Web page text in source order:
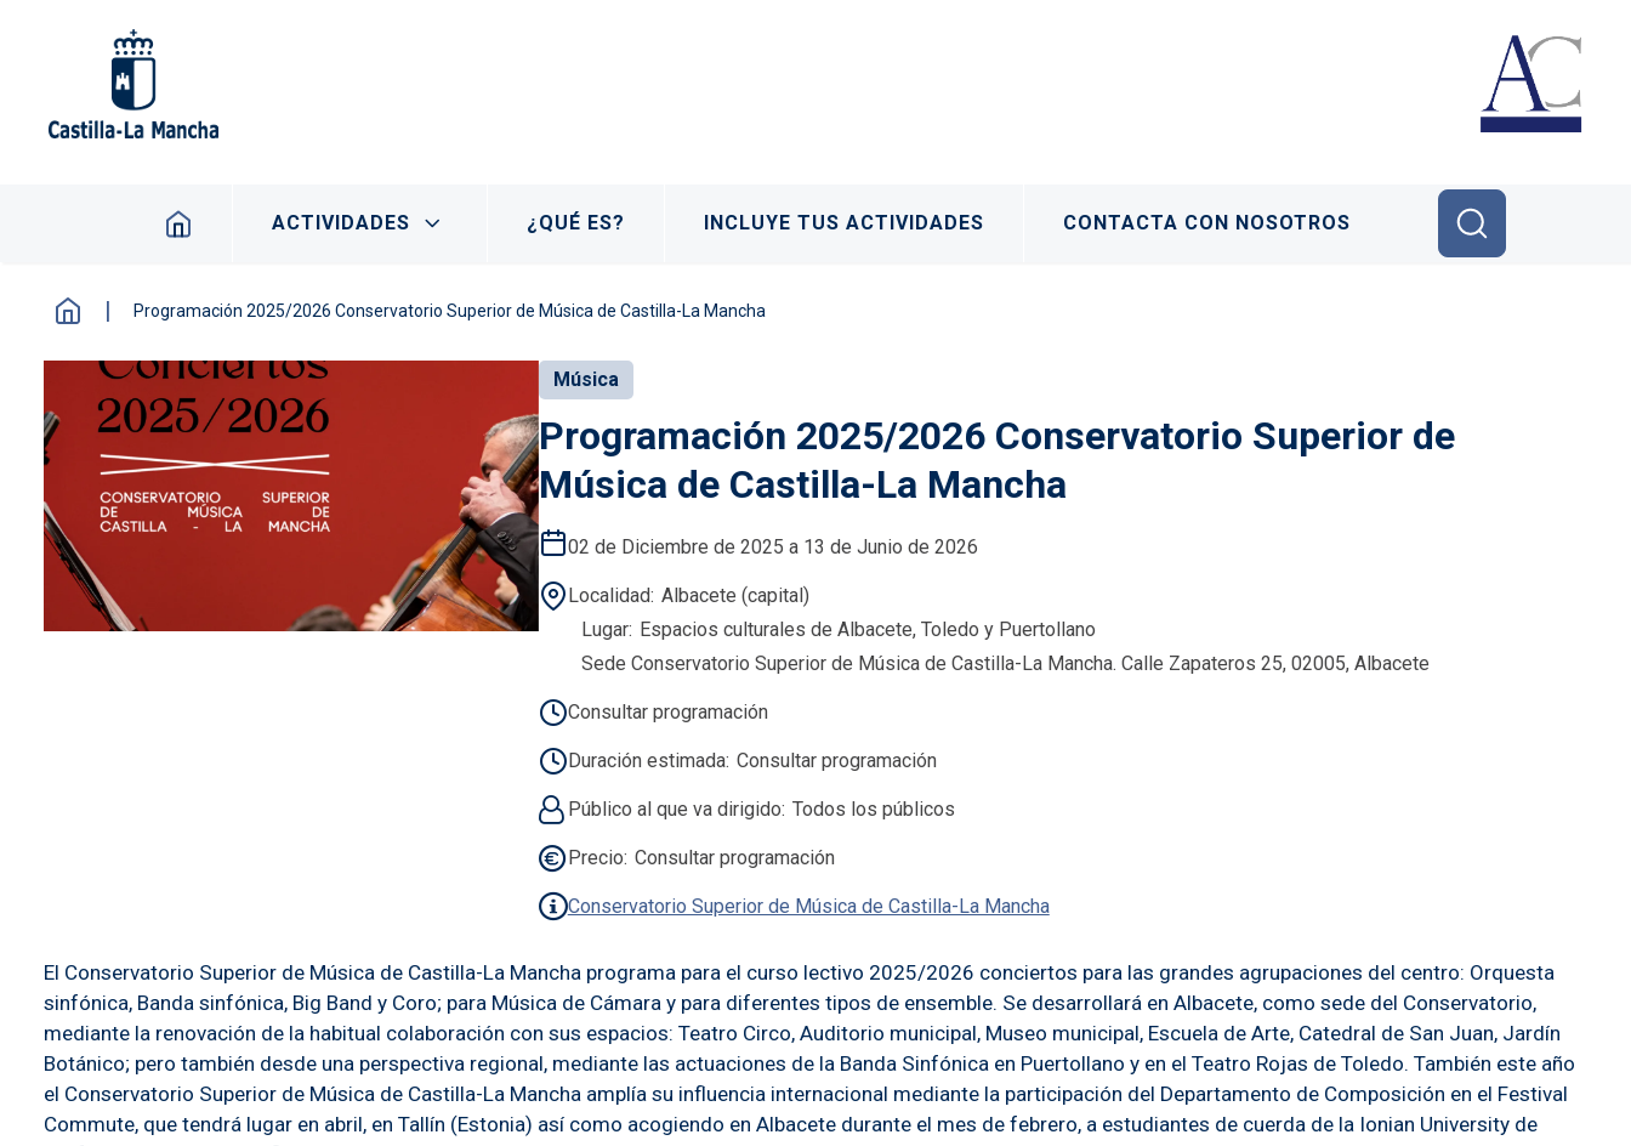
Navegación principal
ACTIVIDADES ¿QUÉ ES? INCLUYE TUS ACTIVIDADES CONTACTA CON NOSOTROS
Programación 2025/2026 Conservatorio Superior de Música de Castilla-La Mancha
Música
Programación 2025/2026 Conservatorio Superior de
Música de Castilla-La Mancha
02 de Diciembre de 2025 a 13 de Junio de 2026
Localidad Albacete (capital)
Lugar Espacios culturales de Albacete, Toledo y Puertollano
Sede Conservatorio Superior de Música de Castilla-La Mancha. Calle Zapateros 25, 02005, Albacete
Consultar programación
Duración estimada Consultar programación
Público al que va dirigido Todos los públicos
Precio Consultar programación
Conservatorio Superior de Música de Castilla-La Mancha
El Conservatorio Superior de Música de Castilla-La Mancha programa para el curso lectivo 2025/2026 conciertos para las grandes agrupaciones del centro: Orquesta
sinfónica, Banda sinfónica, Big Band y Coro; para Música de Cámara y para diferentes tipos de ensemble. Se desarrollará en Albacete, como sede del Conservatorio,
mediante la renovación de la habitual colaboración con sus espacios: Teatro Circo, Auditorio municipal, Museo municipal, Escuela de Arte, Catedral de San Juan, Jardín
Botánico; pero también desde una perspectiva regional, mediante las actuaciones de la Banda Sinfónica en Puertollano y en el Teatro Rojas de Toledo. También este año
el Conservatorio Superior de Música de Castilla-La Mancha amplía su influencia internacional mediante la participación del Departamento de Composición en el Festival
Commute, que tendrá lugar en abril, en Tallín (Estonia) así como acogiendo en Albacete durante el mes de febrero, a estudiantes de cuerda de la Ionian University de